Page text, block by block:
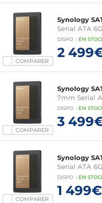
COMPARER
Synology
Serial ATA
DISPO : EN
2
COMPARER
Synology
7mm Serial
DISPO : EN
3
COMPARER
Synology
Serial ATA
DISPO : EN
1 499€